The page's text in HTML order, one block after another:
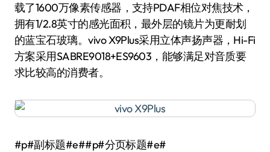
载了1600万像素传感器，支持PDAF相位对焦技术，
拥有1/2.8英寸的感光面积，最外层的镜片为更耐划
的蓝宝石玻璃。vivo X9Plus采用立体声扬声器，Hi-Fi
方案采用SABRE9018+ES9603，能够满足对音质要
求比较高的消费者。
#p#副标题#e##p#分页标题#e#